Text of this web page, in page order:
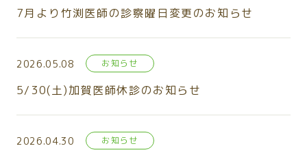
7月より竹渕医師の診察曜日変更のお知らせ
2026.05.08 お知らせ
5/30(土)加賀医師休診のお知らせ
2026.04.30 お知らせ